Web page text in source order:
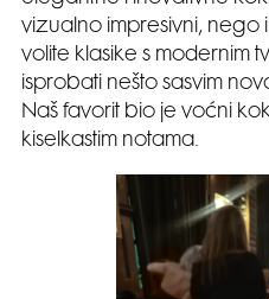
vizualno impresivni, nego
volite klasike s modernim
isprobati nešto sasvim
Naš favorit bio je voćni
kiselkastim notama.